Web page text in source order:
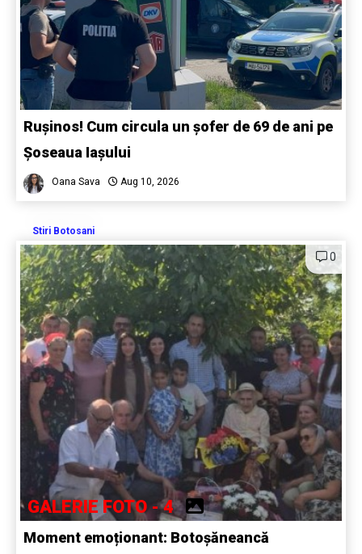
Rușinos! Cum circula un șofer de 69 de ani pe
Șoseaua Iașului
Oana Sava Aug 10, 2026
Stiri Botosani
0
GALERIE FOTO - 4
Moment emoționant: Botoșăneancă